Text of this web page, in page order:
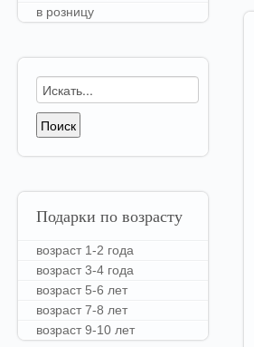
в розницу
Подарки по возрасту
возраст 1-2 года
возраст 3-4 года
возраст 5-6 лет
возраст 7-8 лет
возраст 9-10 лет